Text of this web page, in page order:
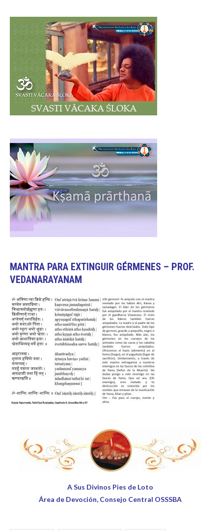
MANTRA PARA EXTINGUIR GÉRMENES – PROF.
VEDANARAYANAM
A Sus Divinos Pies de Loto
Área de Devoción, Consejo Central OSSSBA